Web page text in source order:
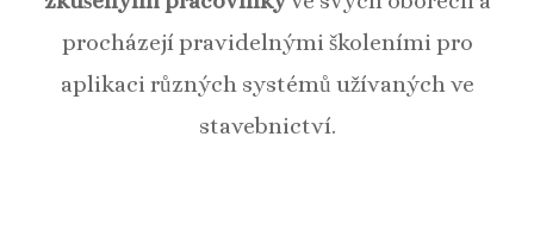
procházejí pravidelnými školeními pro
aplikaci různých systémů užívaných ve
stavebnictví.